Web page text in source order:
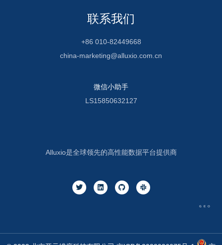
联系我们
+86 010-82449668
china-marketing@alluxio.com.cn
微信小助手
LS15850632127
Alluxio是全球领先的高性能数据平台提供商
GEO